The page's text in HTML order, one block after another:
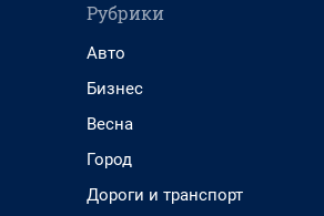
Рубрики
Авто
Бизнес
Весна
Город
Дороги и транспорт